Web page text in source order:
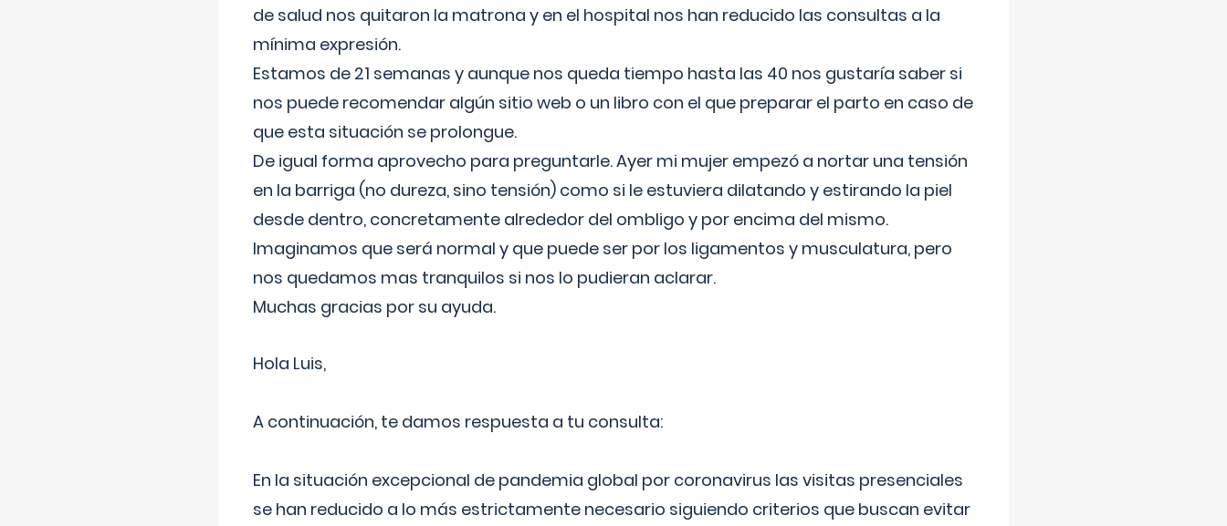
de salud nos quitaron la matrona y en el hospital nos han reducido las consultas a la
mínima expresión.
Estamos de 21 semanas y aunque nos queda tiempo hasta las 40 nos gustaría saber si
nos puede recomendar algún sitio web o un libro con el que preparar el parto en caso de
que esta situación se prolongue.
De igual forma aprovecho para preguntarle. Ayer mi mujer empezó a nortar una tensión
en la barriga (no dureza, sino tensión) como si le estuviera dilatando y estirando la piel
desde dentro, concretamente alrededor del ombligo y por encima del mismo.
Imaginamos que será normal y que puede ser por los ligamentos y musculatura, pero
nos quedamos mas tranquilos si nos lo pudieran aclarar.
Muchas gracias por su ayuda.
Hola Luis,
A continuación, te damos respuesta a tu consulta:
En la situación excepcional de pandemia global por coronavirus las visitas presenciales
se han reducido a lo más estrictamente necesario siguiendo criterios que buscan evitar